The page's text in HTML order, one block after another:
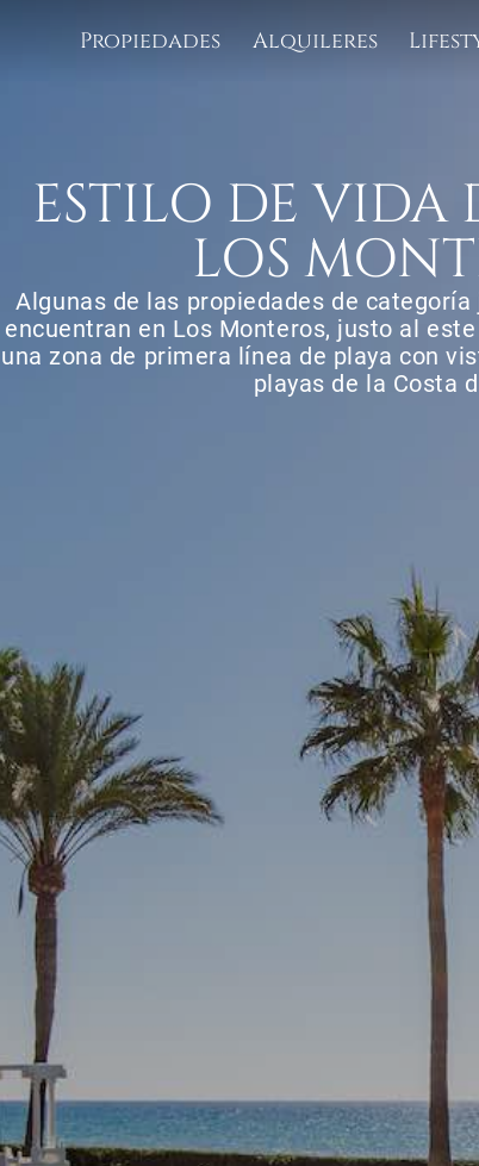
Propiedades Alquileres
ESTILO DE VIDA
LOS
Algunas de las propiedades de
encuentran en Los Monteros, justo al
una zona de primera línea de playa con
playas de la Costa